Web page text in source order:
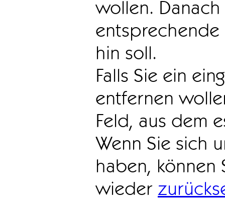
wollen.
hin soll.
Falls Sie ein
entfernen
Feld, aus dem
Wenn Sie sich
haben, können
wieder